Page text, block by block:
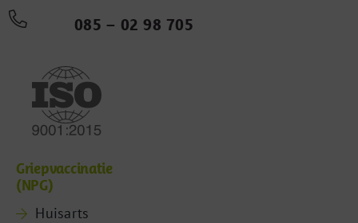
085 – 02 98 705
Griepvaccinatie
(NPG)
Huisarts